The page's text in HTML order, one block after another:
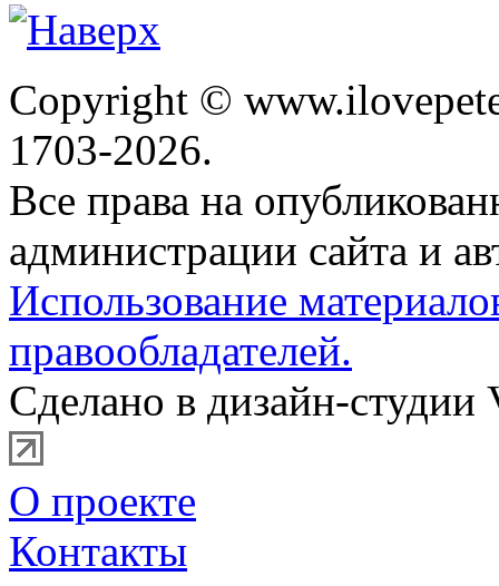
Copyright ©
1703-2026.
Все права на
администрации сайта и
Использование
правообладателей.
Сделано в дизайн-студии
О проекте
Контакты